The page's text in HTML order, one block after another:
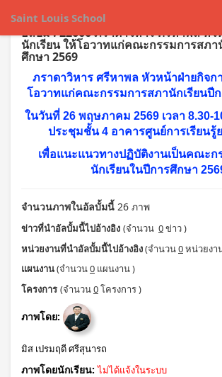
Saint Louis School
อัลบั้ม : 22666 ภราดาวิหาร ศรีหาพล หัว
นักเรียน ให้โอวาทแก่คณะกรรมการสภา
ศึกษา 2569
ภราดาวิหาร ศรีหาพล หัวหน้าฝ่ายกิจก
โอวาทแก่คณะกรรมการสภานักเรียนปีก
ในวันที่ 26 พฤษภาคม 2569 เวลา 8.30-
ประชุมชั้น 4 อาคารศูนย์การเรียนรู้
เพื่อแนะแนวทางปฏิบัติงานเป็นคณะก
นักเรียนในปีการศึกษา
จำนวนภาพในอัลบั้มนี้ 26 ภาพ
ข่าวที่นำอัลบั้มนี้ไปอ้างอิง (จำนวน 0ข่าว )
หน่วยงานที่นำอัลบั้มนี้ไปอ้างอิง(จำนวน0หน่วยงา
แผนงาน(จำนวน0 แผนงาน )
โครงการ (จำนวน0โครงการ )
ภาพโดย:
มิส เปรมฤดี ศรีสุนารถ
ภาพโดยนักเรียน: ไม่ได้แจ้งในระบบ